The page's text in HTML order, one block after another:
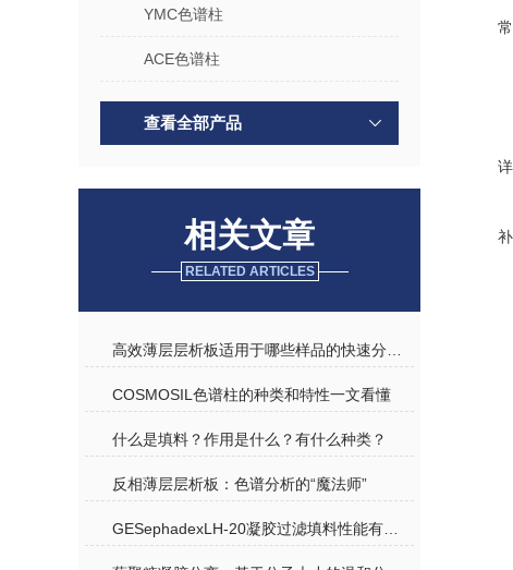
YMC色谱柱
ACE色谱柱
查看全部产品
相关文章
RELATED ARTICLES
COSMOSIL色谱柱的种类和特性一文看懂
什么是填料？作用是什么？有什么种类？
反相薄层层析板：色谱分析的“魔法师”